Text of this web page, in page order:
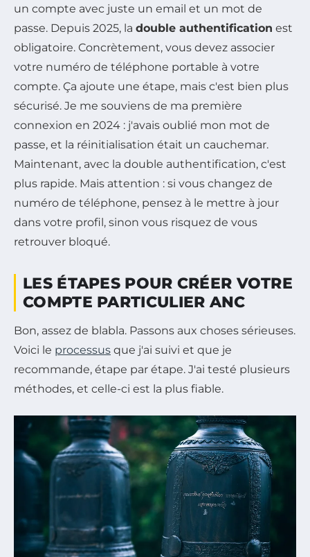
un compte avec juste un email et un mot de
passe. Depuis 2025, la double authentification est
obligatoire. Concrètement, vous devez associer
votre numéro de téléphone portable à votre
compte. Ça ajoute une étape, mais c'est bien plus
sécurisé. Je me souviens de ma première
connexion en 2024 : j'avais oublié mon mot de
passe, et la réinitialisation était un cauchemar.
Maintenant, avec la double authentification, c'est
plus rapide. Mais attention : si vous changez de
numéro de téléphone, pensez à le mettre à jour
dans votre profil, sinon vous risquez de vous
retrouver bloqué.
LES ÉTAPES POUR CRÉER VOTRE
COMPTE PARTICULIER ANC
Bon, assez de blabla. Passons aux choses sérieuses.
Voici le processus que j'ai suivi et que je
recommande, étape par étape. J'ai testé plusieurs
méthodes, et celle-ci est la plus fiable.